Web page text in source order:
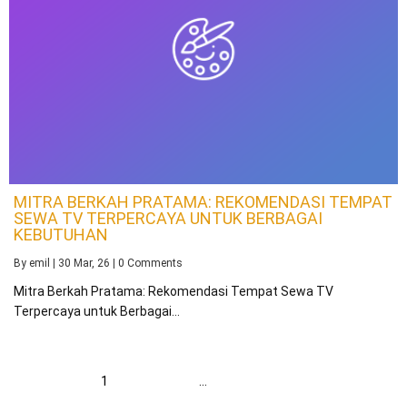
MITRA BERKAH PRATAMA: REKOMENDASI TEMPAT
SEWA TV TERPERCAYA UNTUK BERBAGAI
KEBUTUHAN
By emil 30 Mar, 26 0 Comments
Mitra Berkah Pratama: Rekomendasi Tempat Sewa TV
Terpercaya untuk Berbagai…
1